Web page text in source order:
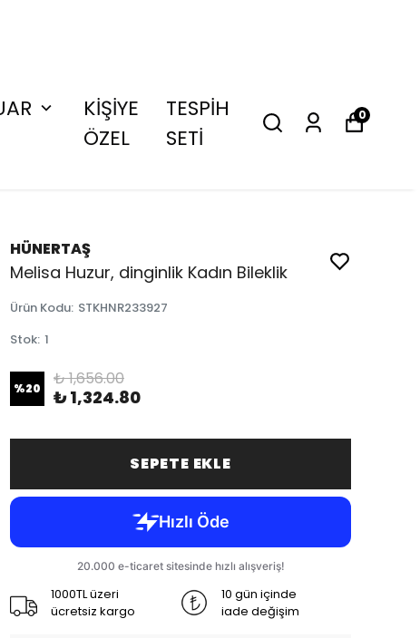
KİŞİYE
ÖZEL
TESPİH
SETİ
0
HÜNERTAŞ
Melisa Huzur, dinginlik Kadın Bileklik
Ürün Kodu: STKHNR233927
Stok: 1
%20 ₺ 1,656.00
₺ 1,324.80
SEPETE EKLE
1000TL üzeri
ücretsiz kargo
10 gün içinde
iade değişim